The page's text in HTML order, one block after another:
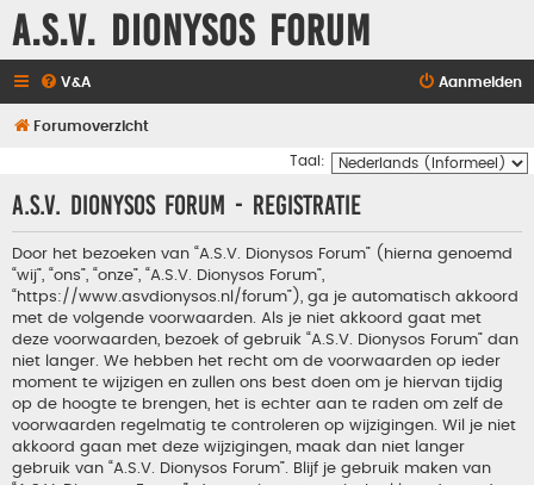
A.S.V. Dionysos Forum
V&A Aanmelden
Forumoverzicht
Taal:
A.S.V. Dionysos Forum - Registratie
Door het bezoeken van “A.S.V. Dionysos Forum” (hierna genoemd
“wij”, “ons”, “onze”, “A.S.V. Dionysos Forum”,
“https://www.asvdionysos.nl/forum”), ga je automatisch akkoord
met de volgende voorwaarden. Als je niet akkoord gaat met
deze voorwaarden, bezoek of gebruik “A.S.V. Dionysos Forum” dan
niet langer. We hebben het recht om de voorwaarden op ieder
moment te wijzigen en zullen ons best doen om je hiervan tijdig
op de hoogte te brengen, het is echter aan te raden om zelf de
voorwaarden regelmatig te controleren op wijzigingen. Wil je niet
akkoord gaan met deze wijzigingen, maak dan niet langer
gebruik van “A.S.V. Dionysos Forum”. Blijf je gebruik maken van